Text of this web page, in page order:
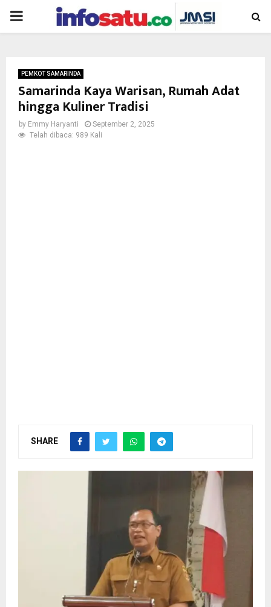
PRIMARY
PEMKOT SAMARINDA
Samarinda Kaya Warisan, Rumah Adat
hingga Kuliner Tradisi
by Emmy Haryanti
September 2, 2025
Telah dibaca: 989 Kali
SHARE